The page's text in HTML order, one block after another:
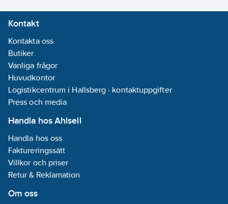
Kontakt
Kontakta oss
Butiker
Vanliga frågor
Huvudkontor
Logistikcentrum i Hallsberg - kontaktuppgifter
Press och media
Handla hos Ahlsell
Handla hos oss
Faktureringssätt
Villkor och priser
Retur & Reklamation
Om oss